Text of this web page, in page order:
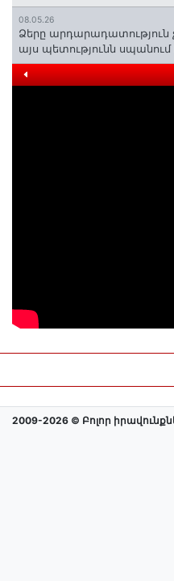
08.05.26
Ձերը արդարադատություն
այս պետությունն
2009-2026 © Բոլոր